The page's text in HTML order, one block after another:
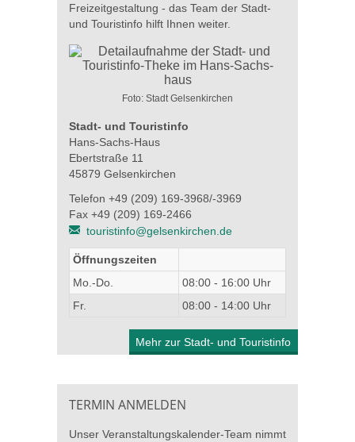
Freizeitgestaltung - das Team der Stadt-
und Touristinfo hilft Ihnen weiter.
Foto: Stadt Gelsenkirchen
Stadt- und Touristinfo
Hans-Sachs-Haus
Ebertstraße 11
45879 Gelsenkirchen
Telefon +49 (209) 169-3968/-3969
Fax +49 (209) 169-2466
touristinfo@gelsenkirchen.de
Öffnungszeiten
Mo.-Do.
08:00 - 16:00 Uhr
Fr.
08:00 - 14:00 Uhr
Mehr zur Stadt- und Touristinfo
TERMIN ANMELDEN
Unser Veranstaltungskalender-Team nimmt